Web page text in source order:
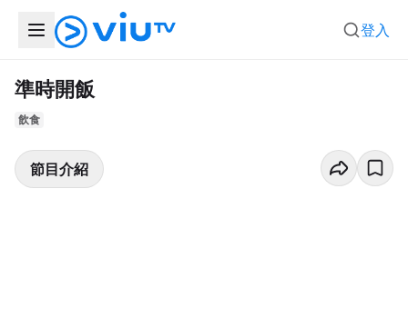
登入
準時開飯
飲食
節目介紹